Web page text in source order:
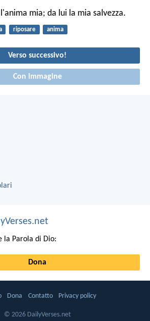
mia; da lui la mia salvezza.
riposare anima
Verso successivo!
Con immagine
la Parola di Dio:
Dona
Dona Contatto Privacy policy
© 2026 DailyVerses.net